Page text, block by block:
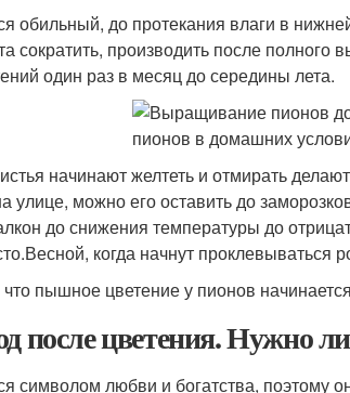
обильный, до протекания влаги в
сократить, производить после
один раз в месяц до середины лета.
начинают желтеть и отмирать
улице, можно его оставить до
до снижения температуры до
когда начнут проклевываться
пышное цветение у пионов
после цветения. Нужно
символом любви и богатства, поэтому